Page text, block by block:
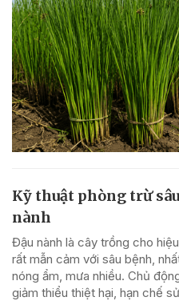
Kỹ thuật phòng trừ
nành
Đậu nành là cây trồng cho
rất mẫn cảm với sâu bệnh,
nóng ẩm, mưa nhiều. Chủ
giảm thiểu thiệt hại, hạn chế